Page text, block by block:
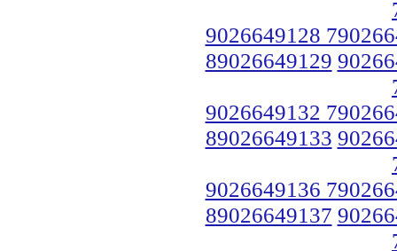
9026649128
89026649129
9026649132
89026649133
9026649136
89026649137